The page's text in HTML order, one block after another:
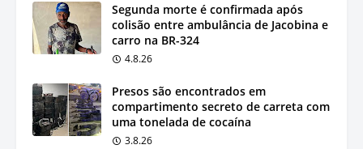
Segunda morte é confirmada após
colisão entre ambulância de Jacobina e
carro na BR-324
4.8.26
Presos são encontrados em
compartimento secreto de carreta com
uma tonelada de cocaína
3.8.26